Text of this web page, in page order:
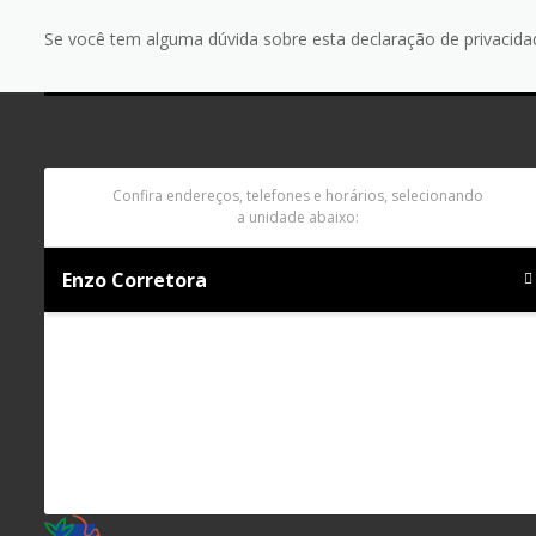
Se você tem alguma dúvida sobre esta declaração de
Confira endereços, telefones e horários, selecionando
a unidade abaixo:
Enzo Corretora